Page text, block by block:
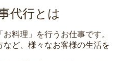
代行とは
お料理 」を行うお仕事です。
ど、様々なお客様の生活を